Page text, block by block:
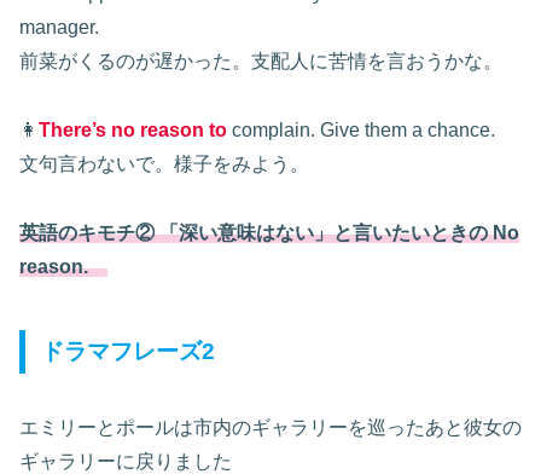
manager.
前菜がくるのが遅かった。支配人に苦情を言おうかな。
👩 There’s no reason to complain. Give them a chance.
文句言わないで。様子をみよう。
英語のキモチ② 「深い意味はない」と言いたいときの No
reason.
ドラマフレーズ2
エミリーとポールは市内のギャラリーを巡ったあと彼女の
ギャラリーに戻りました